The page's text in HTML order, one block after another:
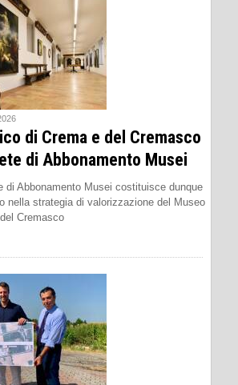
di Crema e del Cremasco
di Abbonamento Musei
di Abbonamento Musei costituisce dunque
nella strategia di valorizzazione del Museo
Cremasco